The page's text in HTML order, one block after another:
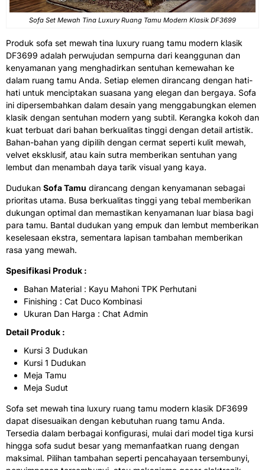
Sofa Set Mewah Tina Luxury Ruang Tamu Modern Klasik DF3699
Produk sofa set mewah tina luxury ruang tamu modern klasik
DF3699 adalah perwujudan sempurna dari keanggunan dan
kenyamanan yang menghadirkan sentuhan kemewahan ke
dalam ruang tamu Anda. Setiap elemen dirancang dengan hati-
hati untuk menciptakan suasana yang elegan dan bergaya. Sofa
ini dipersembahkan dalam desain yang menggabungkan elemen
klasik dengan sentuhan modern yang subtil. Kerangka kokoh dan
kuat terbuat dari bahan berkualitas tinggi dengan detail artistik.
Bahan-bahan yang dipilih dengan cermat seperti kulit mewah,
velvet eksklusif, atau kain sutra memberikan sentuhan yang
lembut dan menambah daya tarik visual yang kaya.
Dudukan Sofa Tamu dirancang dengan kenyamanan sebagai
prioritas utama. Busa berkualitas tinggi yang tebal memberikan
dukungan optimal dan memastikan kenyamanan luar biasa bagi
para tamu. Bantal dudukan yang empuk dan lembut memberikan
keselesaan ekstra, sementara lapisan tambahan memberikan
rasa yang mewah.
Spesifikasi Produk :
Bahan Material : Kayu Mahoni TPK Perhutani
Finishing : Cat Duco Kombinasi
Ukuran Dan Harga : Chat Admin
Detail Produk :
Kursi 3 Dudukan
Kursi 1 Dudukan
Meja Tamu
Meja Sudut
Sofa set mewah tina luxury ruang tamu modern klasik DF3699
dapat disesuaikan dengan kebutuhan ruang tamu Anda.
Tersedia dalam berbagai konfigurasi, mulai dari model tiga kursi
hingga sofa sudut besar yang memanfaatkan ruang dengan
maksimal. Pilihan tambahan seperti pencahayaan tersembunyi,